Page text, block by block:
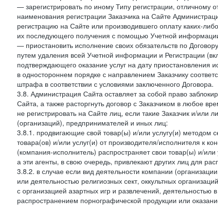
— зарегистрировать по иному Типу регистрации, отличному
наименования регистрации Заказчика на Сайте
регистрацию на Сайте или производившего оплату каких-
их последующего получения с помощью Учетной
— приостановить исполнение своих обязательств по
путем удаления всей Учетной информации и Регистрации
подтверждающего оказание услуг на дату приостановления
в одностороннем порядке с направлением Заказчику
штрафа в соответствии с условиями заключенного Договора.
3.8. Администрация Сайта оставляет за собой право
Сайта, а также расторгнуть договор с Заказчиком в любое
не регистрировать на Сайте лиц, если такие Заказчик и/
(организаций), предпринимателей и иных лиц:
3.8.1. продвигающие свой товар(ы) и/или услугу(и) методом
товара(ов) и/или услуг(и) от производителя/исполнителя к
(компания-исполнитель) распространяет свои товар(ы) и/
а эти агенты, в свою очередь, привлекают других лиц для
3.8.2. в случае если вид деятельности компании
или деятельностью религиозных сект, оккультных
с организацией азартных игр и развлечений,
распространением порнографической продукции или